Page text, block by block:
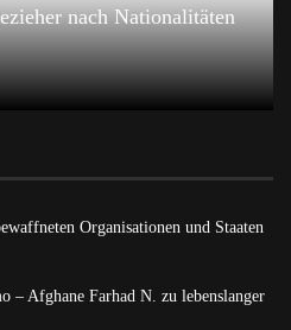
nach Nationalitäten
Organisationen und Staaten
– Afghane Farhad N. zu lebenslanger